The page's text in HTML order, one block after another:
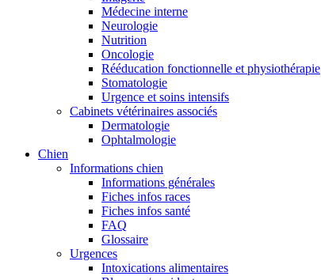
Médecine interne
Neurologie
Nutrition
Oncologie
Rééducation fonctionnelle et physiothérapie
Stomatologie
Urgence et soins intensifs
Cabinets vétérinaires associés
Dermatologie
Ophtalmologie
Chien
Informations chien
Informations générales
Fiches infos races
Fiches infos santé
FAQ
Glossaire
Urgences
Intoxications alimentaires